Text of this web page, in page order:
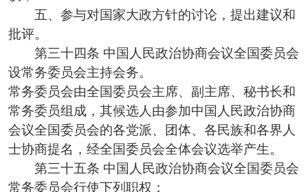
五、参与对国家大政方针的讨论，提出建议和
批评。
第三十四条 中国人民政治协商会议全国委员会
设常务委员会主持会务。
常务委员会由全国委员会主席、副主席、秘书长和
常务委员组成，其候选人由参加中国人民政治协商
会议全国委员会的各党派、团体、各民族和各界人
士协商提名，经全国委员会全体会议选举产生。
第三十五条 中国人民政治协商会议全国委员会
常务委员会行使下列职权：